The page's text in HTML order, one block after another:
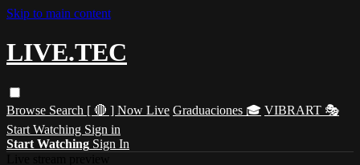
Skip to main content
LIVE.TEC
Browse Search [ 🔴 ] Now Live Graduaciones 🎓 VIBRART 🎭
Start Watching Sign in
Start Watching Sign In